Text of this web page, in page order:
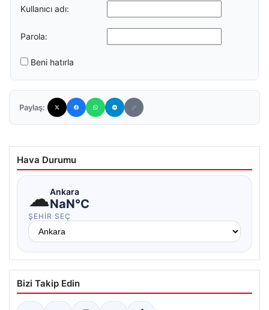
Kullanıcı adı:
Parola:
Beni hatırla
Paylaş:
Hava Durumu
☁Ankara
NaN°C
ŞEHIR SEÇ
Bizi Takip Edin